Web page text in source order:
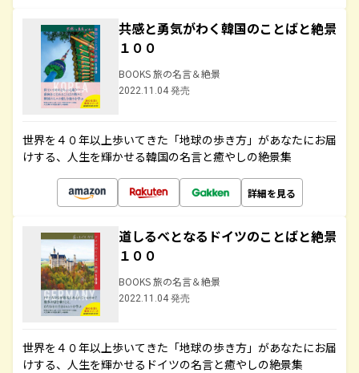
共感と勇気がわく韓国のことばと絶景
１００
BOOKS 旅の名言＆絶景
2022.11.04 発売
世界を４０年以上歩いてきた「地球の歩き方」があなたにお届
けする、人生を輝かせる韓国の名言と癒やしの絶景集
詳細を見る
道しるべとなるドイツのことばと絶景
１００
BOOKS 旅の名言＆絶景
2022.11.04 発売
世界を４０年以上歩いてきた「地球の歩き方」があなたにお届
けする、人生を輝かせるドイツの名言と癒やしの絶景集